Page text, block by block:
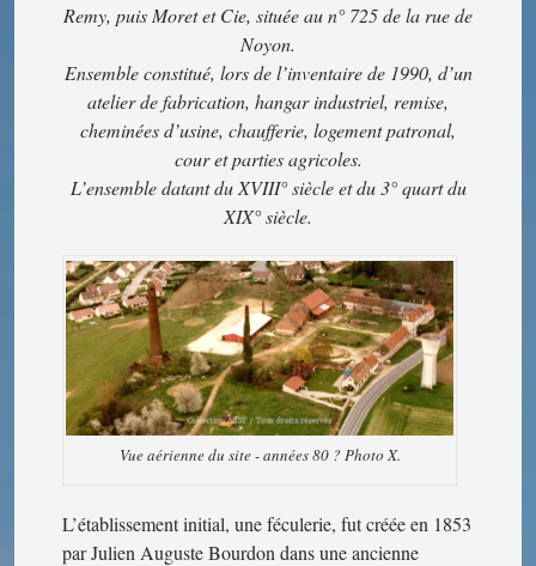
Remy, puis Moret et Cie, située au n° 725 de la rue de
Noyon.
Ensemble constitué, lors de l’inventaire de 1990, d’un
atelier de fabrication, hangar industriel, remise,
cheminées d’usine, chaufferie, logement patronal,
cour et parties agricoles.
L’ensemble datant du XVIII° siècle et du 3° quart du
XIX° siècle.
Vue aérienne du site - années 80 ? Photo X.
L’établissement initial, une féculerie, fut créée en 1853
par Julien Auguste Bourdon dans une ancienne